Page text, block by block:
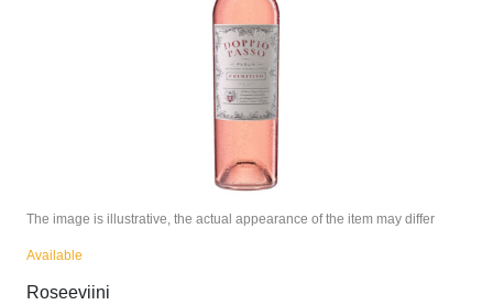
The image is illustrative, the actual appearance of the item may differ
Available
Roseeviini